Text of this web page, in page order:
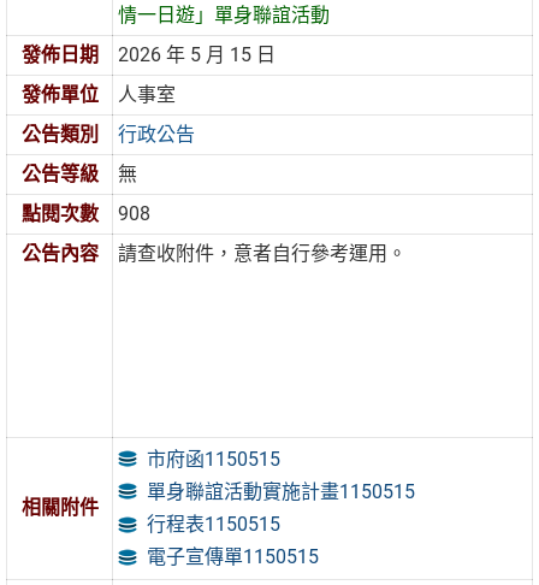
情一日遊」單身聯誼活動
發佈日期
2026 年 5 月 15 日
發佈單位
人事室
公告類別
行政公告
公告等級
無
點閱次數
908
公告內容
請查收附件，意者自行參考運用。
相關附件
市府函1150515
單身聯誼活動實施計畫1150515
行程表1150515
電子宣傳單1150515